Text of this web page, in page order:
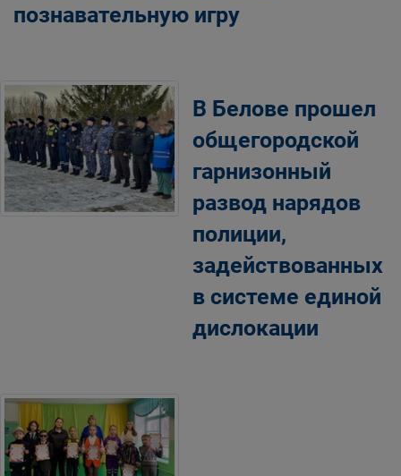
познавательную игру
В Белове прошел
общегородской
гарнизонный
развод нарядов
полиции,
задействованных
в системе единой
дислокации